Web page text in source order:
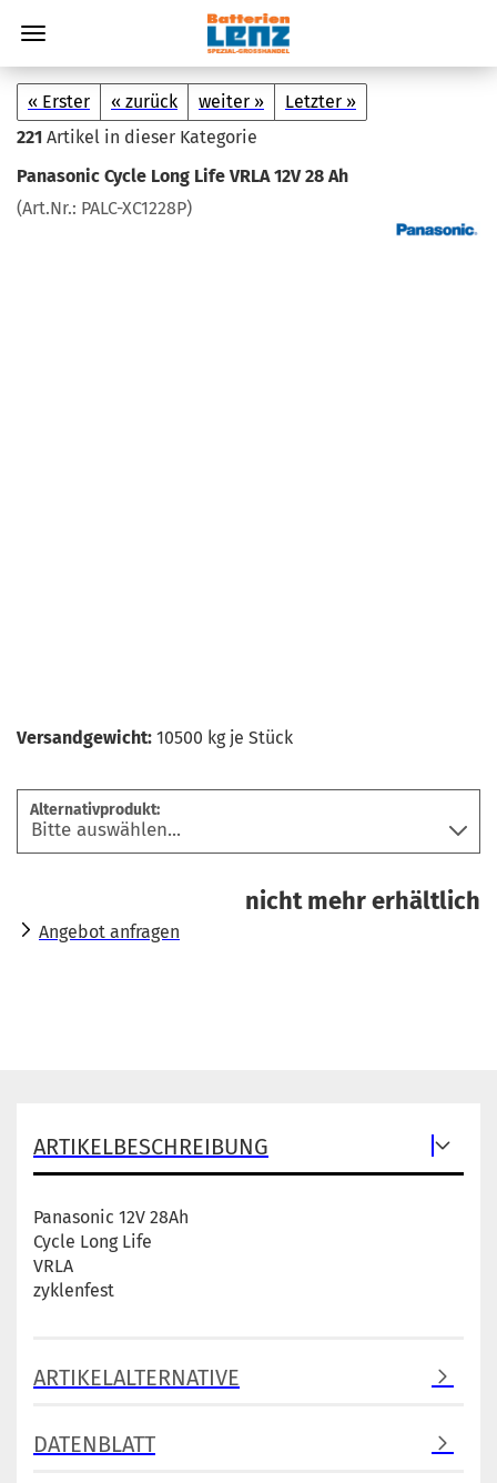
« Erster « zurück weiter »
Letzter »
221 Artikel in dieser Kategorie
Pa­na­so­nic Cycle Long Life VRLA 12V 28 Ah
(Art.Nr.: PALC-​XC1228P)
Versandgewicht: 10500 kg je Stück
Alternativprodukt:
nicht mehr erhältlich
Angebot anfragen
ARTIKELBESCHREIBUNG
Panasonic 12V 28Ah
Cycle Long Life
VRLA
zyklenfest
ARTIKELALTERNATIVE
DATENBLATT